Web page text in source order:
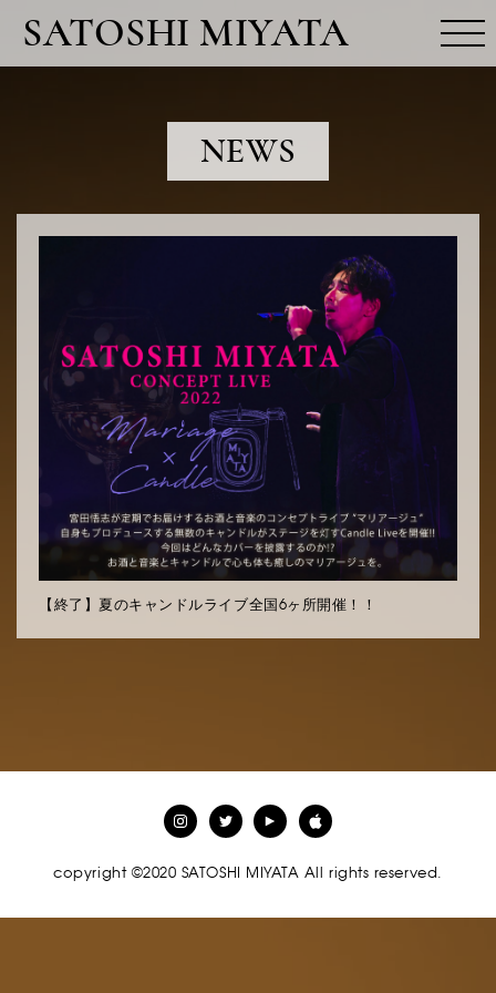
SATOSHI MIYATA
NEWS
PROFILE
FUN CLUB
NEWS
【終了】夏のキャンドルライブ全国6ヶ所開催！！
copyright ©2020 SATOSHI MIYATA All rights reserved.